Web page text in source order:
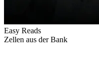
Easy Reads
Zellen aus der Bank